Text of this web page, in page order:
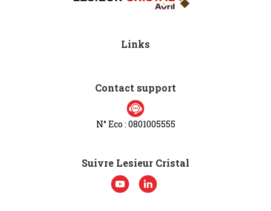
Links
Contact support
N° Eco : 0801005555
Suivre Lesieur Cristal